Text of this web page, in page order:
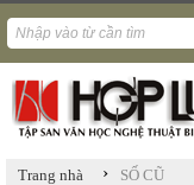
Trang nhà › SỐ CŨ